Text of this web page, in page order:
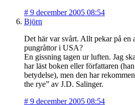
# 9 december 2005 08:54
Björn
Det här var svårt. Allt pekar på en
pungråttor i USA?
En gissning tagen ur luften. Jag
har läst boken eller författaren
betydelse), men den har
the rye” av J.D. Salinger.
# 9 december 2005 08:54